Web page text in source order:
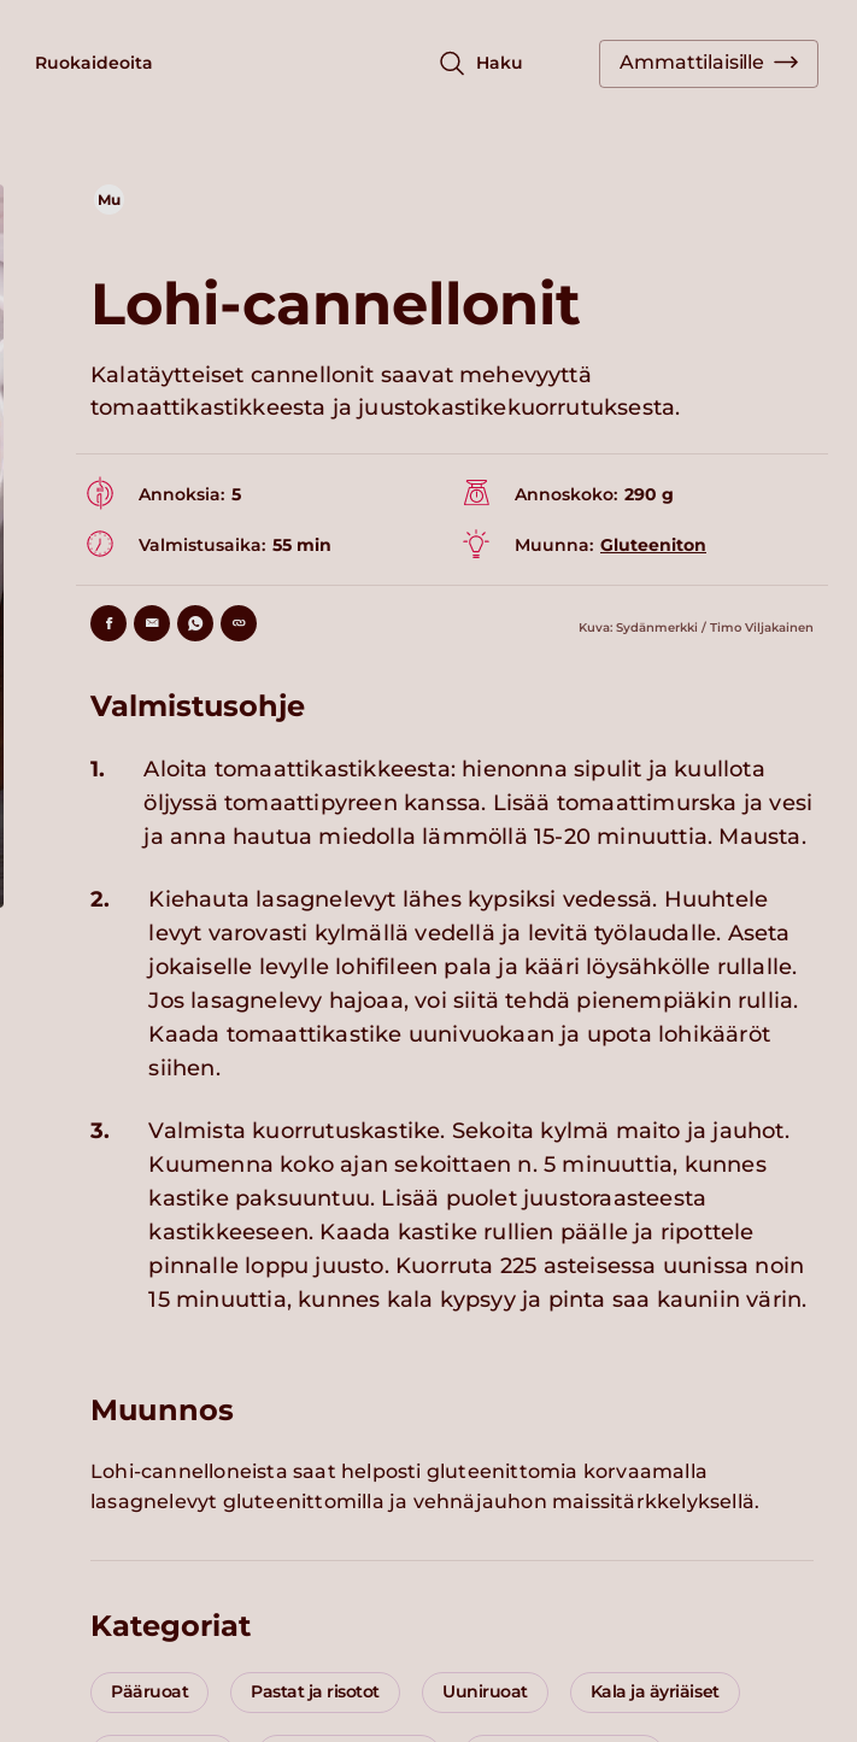
Ruokaideoita Haku Ammattilaisille
Mu
Lohi-cannellonit
Kalatäytteiset cannellonit saavat mehevyyttä
tomaattikastikkeesta ja juustokastikekuorrutuksesta.
Annoksia: 5 Annoskoko: 290 g
Valmistusaika: 55 min Muunna: Gluteeniton
Kuva: Sydänmerkki / Timo Viljakainen
Valmistusohje
1.
Aloita tomaattikastikkeesta: hienonna sipulit ja kuullota
öljyssä tomaattipyreen kanssa. Lisää tomaattimurska ja vesi
ja anna hautua miedolla lämmöllä 15-20 minuuttia. Mausta.
2.
Kiehauta lasagnelevyt lähes kypsiksi vedessä. Huuhtele
levyt varovasti kylmällä vedellä ja levitä työlaudalle. Aseta
jokaiselle levylle lohifileen pala ja kääri löysähkölle rullalle.
Jos lasagnelevy hajoaa, voi siitä tehdä pienempiäkin rullia.
Kaada tomaattikastike uunivuokaan ja upota lohikääröt
siihen.
3.
Valmista kuorrutuskastike. Sekoita kylmä maito ja jauhot.
Kuumenna koko ajan sekoittaen n. 5 minuuttia, kunnes
kastike paksuuntuu. Lisää puolet juustoraasteesta
kastikkeeseen. Kaada kastike rullien päälle ja ripottele
pinnalle loppu juusto. Kuorruta 225 asteisessa uunissa noin
15 minuuttia, kunnes kala kypsyy ja pinta saa kauniin värin.
Muunnos
Lohi-cannelloneista saat helposti gluteenittomia korvaamalla
lasagnelevyt gluteenittomilla ja vehnäjauhon maissitärkkelyksellä.
Kategoriat
Pääruoat Pastat ja risotot Uuniruoat Kala ja äyriäiset